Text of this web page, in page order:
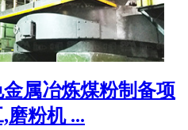
属冶炼煤粉制备项
磨粉机 ...